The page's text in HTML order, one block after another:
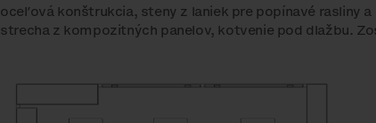
oceľová konštrukcia, steny z laniek pre popínavé rasliny
strecha z kompozitných panelov, kotvenie pod dlažbu.